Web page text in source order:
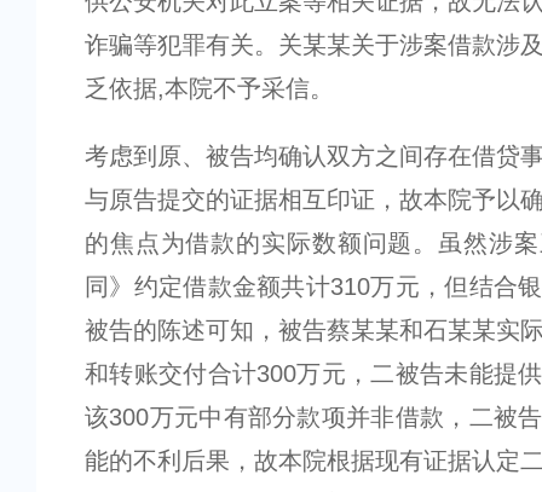
诈骗等犯罪有关。关某某关于涉案借款涉
乏依据,本院不予采信。
考虑到原、被告均确认双方之间存在借贷
与原告提交的证据相互印证，故本院予以
的焦点为借款的实际数额问题。虽然涉
同》约定借款金额共计310万元，但结合
被告的陈述可知，被告蔡某某和石某某实
和转账交付合计300万元，二被告未能提
该300万元中有部分款项并非借款，二被
能的不利后果，故本院根据现有证据认定